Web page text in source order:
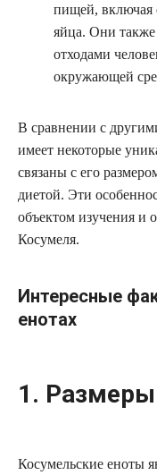
пищей, включая
яйца. Они также
отходами
окружающей
В сравнении с
имеет некоторые
связаны с его
диетой. Эти
объектом изучения и
Косумеля.
Интересные
енотах
1. Размеры
Косумельские еноты